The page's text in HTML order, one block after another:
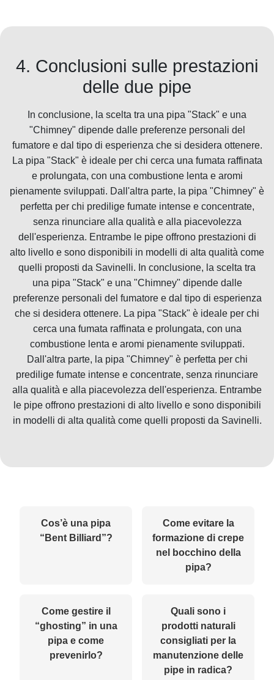
4. Conclusioni sulle prestazioni
delle due pipe
In conclusione, la scelta tra una pipa "Stack" e una
"Chimney" dipende dalle preferenze personali del
fumatore e dal tipo di esperienza che si desidera ottenere.
La pipa "Stack" è ideale per chi cerca una fumata raffinata
e prolungata, con una combustione lenta e aromi
pienamente sviluppati. Dall'altra parte, la pipa "Chimney" è
perfetta per chi predilige fumate intense e concentrate,
senza rinunciare alla qualità e alla piacevolezza
dell'esperienza. Entrambe le pipe offrono prestazioni di
alto livello e sono disponibili in modelli di alta qualità come
quelli proposti da Savinelli. In conclusione, la scelta tra
una pipa "Stack" e una "Chimney" dipende dalle
preferenze personali del fumatore e dal tipo di esperienza
che si desidera ottenere. La pipa "Stack" è ideale per chi
cerca una fumata raffinata e prolungata, con una
combustione lenta e aromi pienamente sviluppati.
Dall'altra parte, la pipa "Chimney" è perfetta per chi
predilige fumate intense e concentrate, senza rinunciare
alla qualità e alla piacevolezza dell'esperienza. Entrambe
le pipe offrono prestazioni di alto livello e sono disponibili
in modelli di alta qualità come quelli proposti da Savinelli.
Cos’è una pipa
“Bent Billiard”?
Come evitare la
formazione di crepe
nel bocchino della
pipa?
Come gestire il
“ghosting” in una
pipa e come
prevenirlo?
Quali sono i
prodotti naturali
consigliati per la
manutenzione delle
pipe in radica?